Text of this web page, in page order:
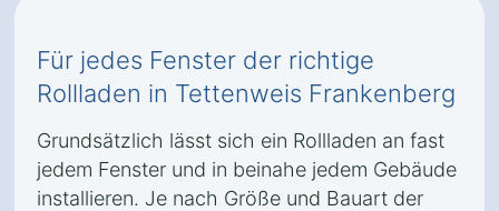
Für jedes Fenster der richtige
Rollladen in Tettenweis Frankenberg
Grundsätzlich lässt sich ein Rollladen an fast
jedem Fenster und in beinahe jedem Gebäude
installieren. Je nach Größe und Bauart der